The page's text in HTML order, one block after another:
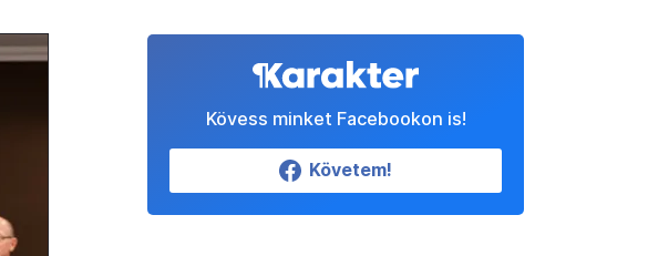
Kövess minket Facebookon is!
Követem!